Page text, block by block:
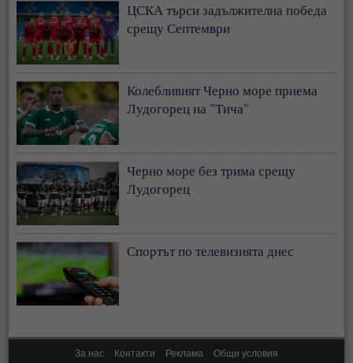
ЦСКА търси задължителна победа
срещу Септември
Колебливият Черно море приема
Лудогорец на "Тича"
Черно море без трима срещу
Лудогорец
Спортът по телевизията днес
За нас Контакти Реклама Общи условия